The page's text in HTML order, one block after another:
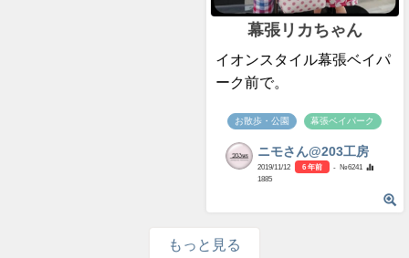
幕張リカちゃん
イオンスタイル幕張ベイパ
ーク前で。
お散歩・公園 幕張ベイパーク
ニモさん@203工房
2019/11/12 6 年前
- №6241
1885
もっと見る